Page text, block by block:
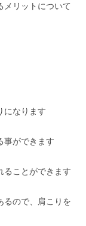
メリットについて
になります
事ができます
ることができます
るので、肩こりを